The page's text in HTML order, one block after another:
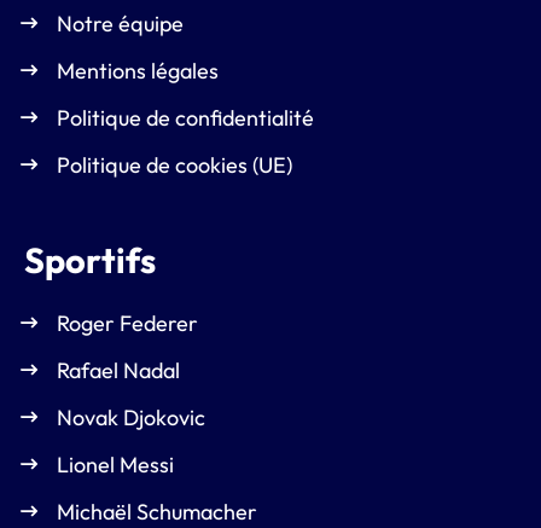
Notre équipe
Mentions légales
Politique de confidentialité
Politique de cookies (UE)
Sportifs
Roger Federer
Rafael Nadal
Novak Djokovic
Lionel Messi
Michaël Schumacher